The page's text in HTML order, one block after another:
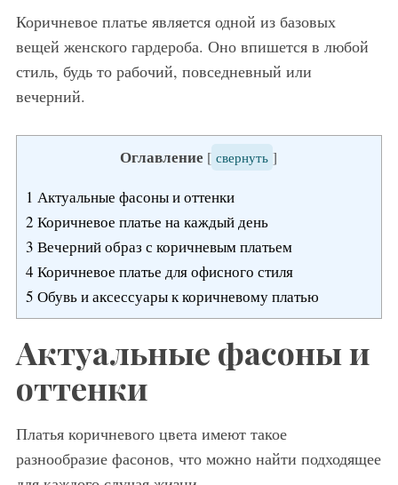
Коричневое платье является одной из базовых
вещей женского гардероба. Оно впишется в любой
стиль, будь то рабочий, повседневный или
вечерний.
Оглавление [ свернуть ]
1 Актуальные фасоны и оттенки
2 Коричневое платье на каждый день
3 Вечерний образ с коричневым платьем
4 Коричневое платье для офисного стиля
5 Обувь и аксессуары к коричневому платью
Актуальные фасоны и
оттенки
Платья коричневого цвета имеют такое
разнообразие фасонов, что можно найти подходящее